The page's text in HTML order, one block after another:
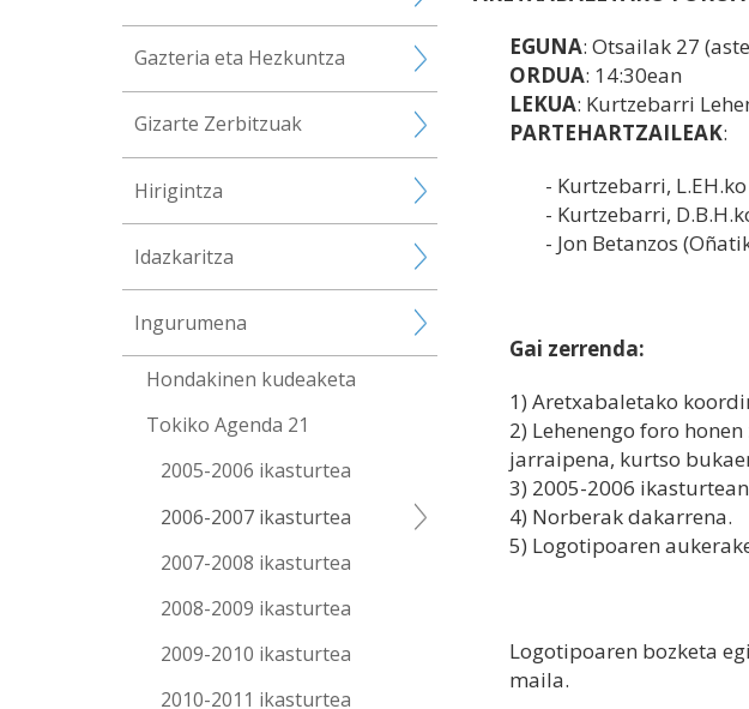
EGUNA: Otsailak 27
ORDUA: 14:30ean
LEKUA: Kurtzebarri
PARTEHARTZAILEAK:
- Kurtzebarri,
- Kurtzebarri,
- Jon Betanzos
Gai zerrenda:
1) Aretxabaletako
2) Lehenengo foro
jarraipena, kurtso
3) 2005-2006
4) Norberak dakarrena.
5) Logotipoaren
Logotipoaren bozketa
maila.
Gazteria eta Hezkuntza
Gizarte Zerbitzuak
Hirigintza
Idazkaritza
Ingurumena
Hondakinen kudeaketa
Tokiko Agenda 21
2005-2006 ikasturtea
2006-2007 ikasturtea
2007-2008 ikasturtea
2008-2009 ikasturtea
2009-2010 ikasturtea
2010-2011 ikasturtea